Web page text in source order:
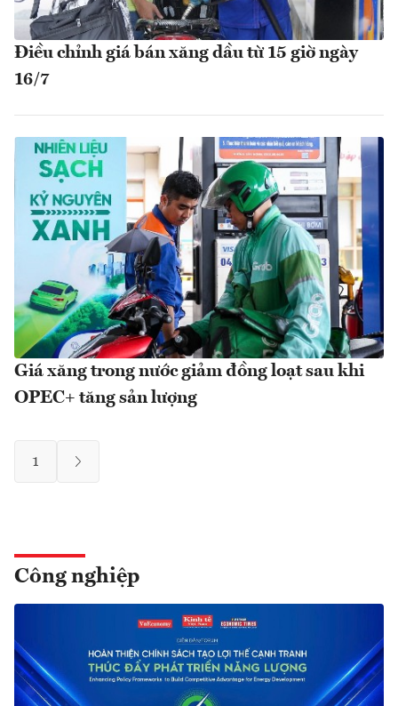
Điều chỉnh giá bán xăng dầu từ 15 giờ ngày
16/7
Giá xăng trong nước giảm đồng loạt sau khi
OPEC+ tăng sản lượng
1
Công nghiệp